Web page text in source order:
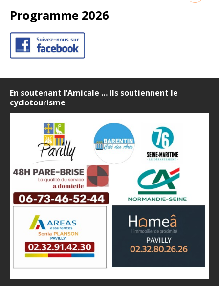
Programme 2026
En soutenant l’Amicale … ils soutiennent le
cyclotourisme